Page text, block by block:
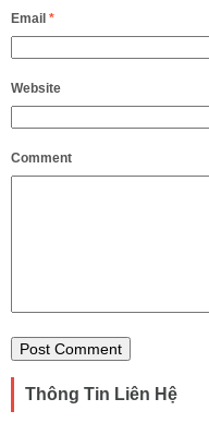
Email *
Website
Comment
Thông Tin Liên Hệ